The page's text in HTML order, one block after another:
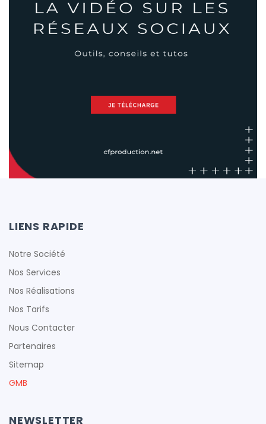
cfproduction cfproduction
cfproduction cfproduction
LIENS RAPIDE
Notre Société
Nos Services
Nos Réalisations
Nos Tarifs
Nous Contacter
Partenaires
Sitemap
GMB
NEWSLETTER